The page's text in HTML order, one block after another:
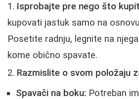
Isprobajte pre nego što
kupovati jastuk samo na
Posetite radnju, legnite na
kome obično spavate.
Razmislite o svom položaju
Spavači na boku: Potreban